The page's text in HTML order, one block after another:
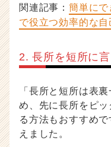
関連記事： 簡単に
で役立つ効率的な自
2. 長所を短所に
「長所と短所は表
め、先に長所をピ
る方法もおすすめ
えました。